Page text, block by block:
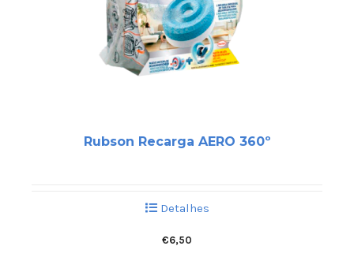
Rubson Recarga AERO 360º
Detalhes
€6,50